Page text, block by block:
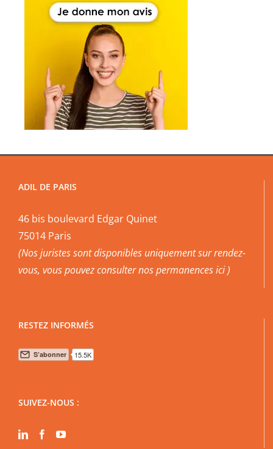
ADIL DE PARIS
46 bis boulevard Edgar Quinet
75014 Paris
(Nos juristes sont disponibles uniquement sur rendez-
vous, vous pouvezconsulter nos permanences ici )
RESTEZ INFORMÉS
SUIVEZ-NOUS :